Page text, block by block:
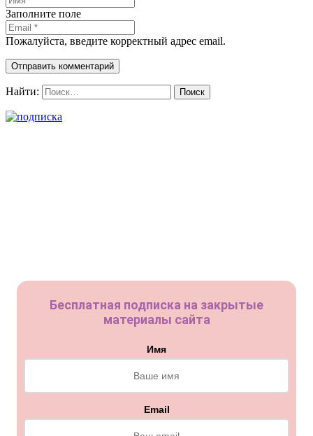
Заполните поле
Пожалуйста, введите корректный адрес email.
Отправить комментарий
Найти:
Бесплатная подписка на закрытые
материалы сайта
Имя
Email